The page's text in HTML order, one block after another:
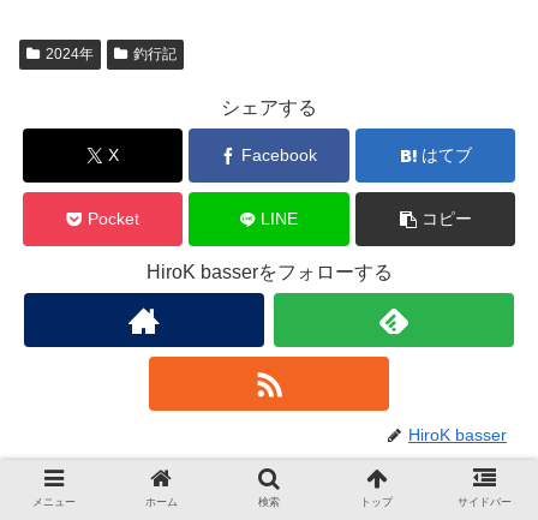
2024年 釣行記
シェアする
X Facebook はてブ
Pocket LINE コピー
HiroK basserをフォローする
HiroK basser
関連記事
メニュー ホーム 検索 トップ サイドバー